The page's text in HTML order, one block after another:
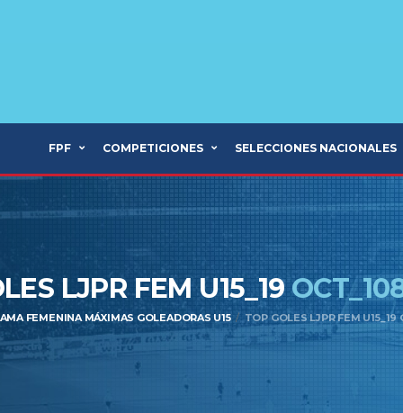
FPF COMPETICIONES SELECCIONES NACIONALES
LJPR FEM U15_19
FEMENINA MÁXIMAS GOLEADORAS U15 TOP GOLES LJPR FEM